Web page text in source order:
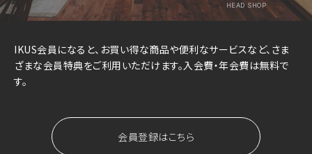
HEAD SHOP
IKUS会員になると、お買い得な商品や便利なサービスなど、さま
ざまな会員特典をご利用いただけます。入会費・年会費は無料で
す。
会員登録はこちら